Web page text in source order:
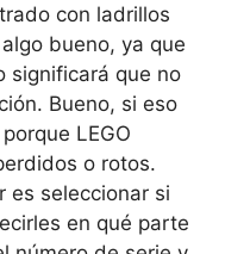
con ladrillos
bueno, ya que
significará que no
Bueno, si eso
LEGO
o rotos.
es seleccionar si
en qué parte